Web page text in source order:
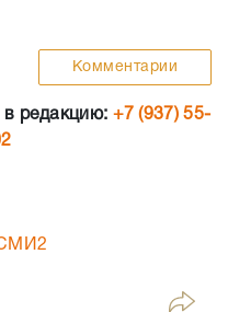
Комментарии
в редакцию: +7 (937) 55-